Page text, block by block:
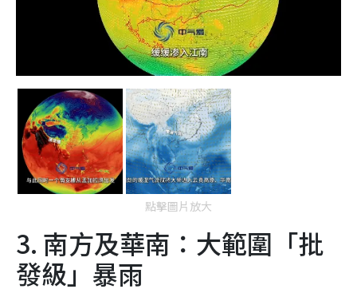
點擊圖片放大
3. 南方及華南：大範圍「批
發級」暴雨